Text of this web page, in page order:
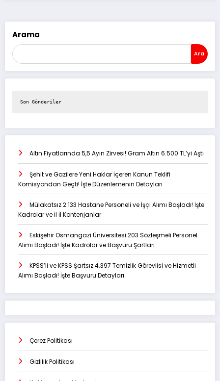
Arama
Ara
Son Gönderiler
Altın Fiyatlarında 5,5 Ayın Zirvesi! Gram Altın 6.500 TL’yi Aştı
Şehit ve Gazilere Yeni Haklar İçeren Kanun Teklifi
Komisyondan Geçti! İşte Düzenlemenin Detayları
Mülakatsız 2.133 Hastane Personeli ve İşçi Alımı Başladı! İşte
Kadrolar ve İl İl Kontenjanlar
Eskişehir Osmangazi Üniversitesi 203 Sözleşmeli Personel
Alımı Başladı! İşte Kadrolar ve Başvuru Şartları
KPSS’li ve KPSS Şartsız 4.397 Temizlik Görevlisi ve Hizmetli
Alımı Başladı! İşte Başvuru Detayları
Çerez Politikası
Gizlilik Politikası